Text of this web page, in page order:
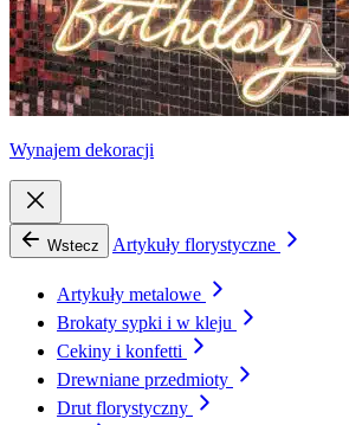
Wynajem dekoracji
Wstecz Artykuły florystyczne
Artykuły metalowe
Brokaty sypki i w kleju
Cekiny i konfetti
Drewniane przedmioty
Drut florystyczny